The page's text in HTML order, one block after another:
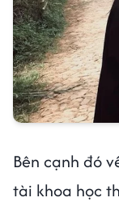
Bên cạnh đó
tài khoa học